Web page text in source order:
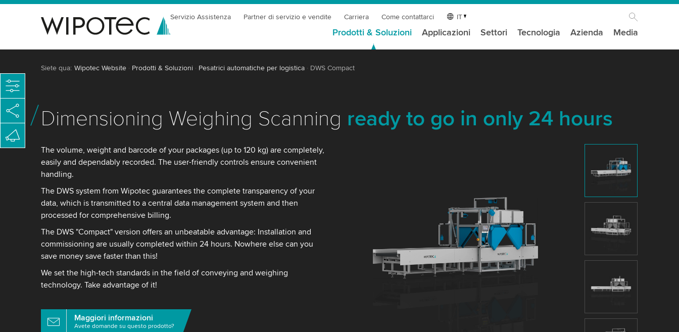
Servizio Assistenza Partner di servizio e vendite Carriera Come contattarci IT
Prodotti & Soluzioni Applicazioni Settori Tecnologia Azienda Media
Siete qua: Wipotec Website Prodotti & Soluzioni Pesatrici automatiche per logistica DWS Compact
Dimensioning Weighing Scanning ready to go in only 24 hours
The volume, weight and barcode of your packages (up to 120 kg) are completely,
easily and dependably recorded. The user-friendly controls ensure convenient
handling.
The DWS system from Wipotec guarantees the complete transparency of your
data, which is transmitted to a central data management system and then
processed for comprehensive billing.
The DWS "Compact" version offers an unbeatable advantage: Installation and
commissioning are usually completed within 24 hours. Nowhere else can you
save money save faster than this!
We set the high-tech standards in the field of conveying and weighing
technology. Take advantage of it!
Maggiori informazioni
Avete domande su questo prodotto?